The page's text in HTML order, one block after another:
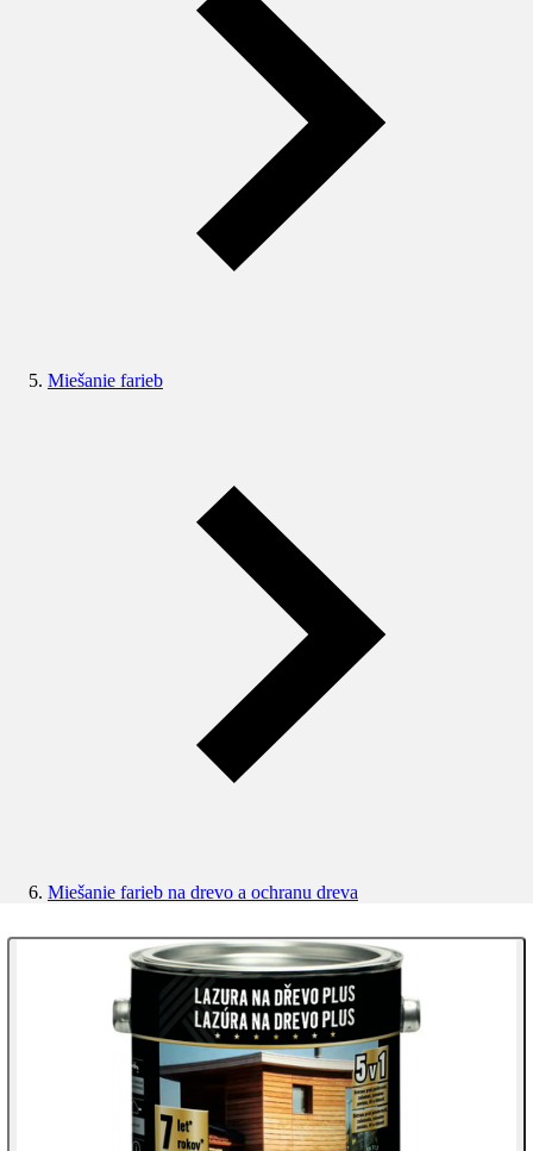
Miešanie farieb
Miešanie farieb na drevo a ochranu dreva